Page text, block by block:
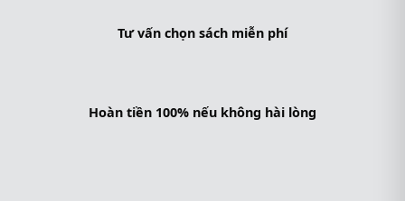
Tư vấn chọn sách miễn phí
Hoàn tiền 100% nếu không hài lòng